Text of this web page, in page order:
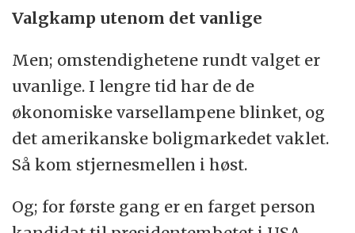
Valentin-dag.
(NTB)
Tyskland.
McCains oppslutning er størst i
Storbritannia, der 11 prosent støtter ham, og
i Italia der han får støtte fra 12 prosent.
Obama får 48 prosent av britenes støtte og
Obama støtte fra 68 prosent, og McCain fra
Valgkamp utenom det vanlige
Men; omstendighetene rundt valget er
uvanlige. I lengre tid har de de
økonomiske varsellampene blinket, og
det amerikanske boligmarkedet vaklet.
Så kom stjernesmellen i høst.
Og; for første gang er en farget person